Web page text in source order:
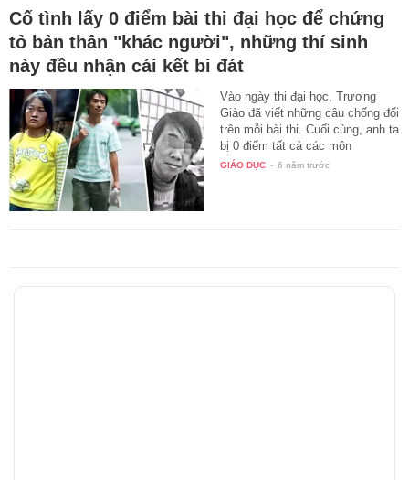
Cố tình lấy 0 điểm bài thi đại học để chứng
tỏ bản thân "khác người", những thí sinh
này đều nhận cái kết bi đát
Vào ngày thi đại học, Trương
Giảo đã viết những câu chống đối
trên mỗi bài thi. Cuối cùng, anh ta
bị 0 điểm tất cả các môn
nhưng…
GIÁO DỤC - 6 năm trước